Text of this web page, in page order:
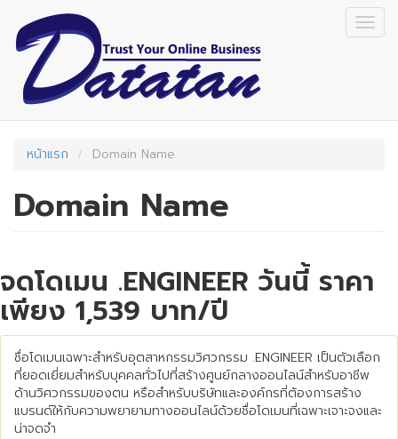
main
content
หน้าแรก Domain Name
Domain Name
จดโดเมน .ENGINEER วันนี้ ราคา
เพียง 1,539 บาท/ปี
ชื่อโดเมนเฉพาะสำหรับอุตสาหกรรมวิศวกรรม .ENGINEER เป็นตัวเลือก
ที่ยอดเยี่ยมสำหรับบุคคลทั่วไปที่สร้างศูนย์กลางออนไลน์สำหรับอาชีพ
ด้านวิศวกรรมของตน หรือสำหรับบริษัทและองค์กรที่ต้องการสร้าง
แบรนด์ให้กับความพยายามทางออนไลน์ด้วยชื่อโดเมนที่เฉพาะเจาะจงและ
น่าจดจำ